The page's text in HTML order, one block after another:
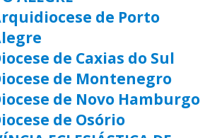
de Porto
de Caxias do Sul
de Montenegro
de Novo Hamburgo
de Osório